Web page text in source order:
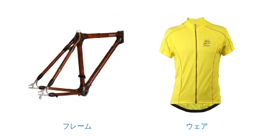
フレーム ウェア